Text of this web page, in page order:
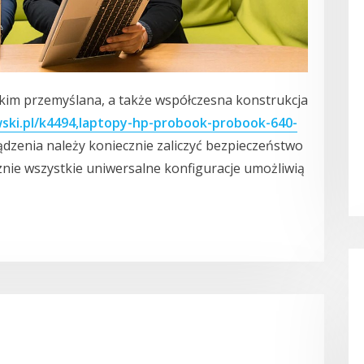
przemyślana, a także współczesna konstrukcja
k4494,laptopy-hp-probook-probook-640-
należy koniecznie zaliczyć bezpieczeństwo
wszystkie uniwersalne konfiguracje umożliwią